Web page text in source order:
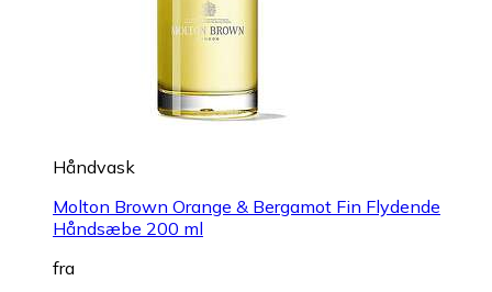
Håndvask
Molton Brown Orange & Bergamot Fin Flydende
Håndsæbe 200 ml
fra